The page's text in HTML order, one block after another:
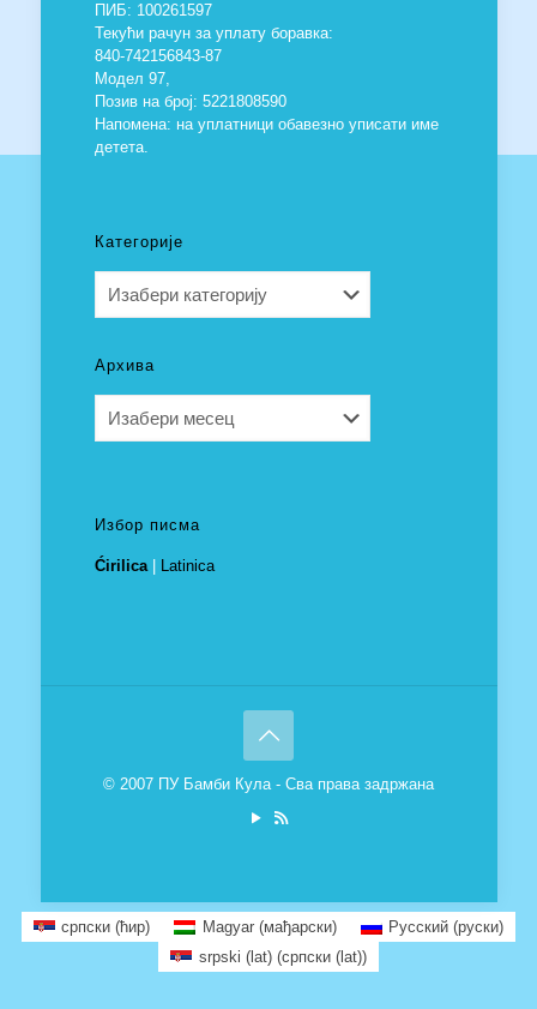
ПИБ: 100261597
Текући рачун за уплату боравка:
840-742156843-87
Модел 97,
Позив на број: 5221808590
Напомена: на уплатници обавезно уписати име
детета.
Категорије
Архива
Избор писма
Ćirilica| Latinica
© 2007 ПУ Бамби Кула - Сва права задржана
српски (ћир) Magyar(мађарски) Русский(руски)
srpski (lat)(српски (lat))